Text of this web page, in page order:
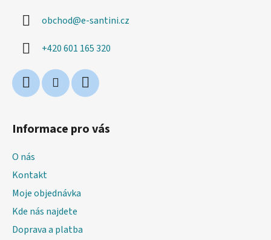
obchod@e-santini.cz
+420 601 165 320
Informace pro vás
O nás
Kontakt
Moje objednávka
Kde nás najdete
Doprava a platba